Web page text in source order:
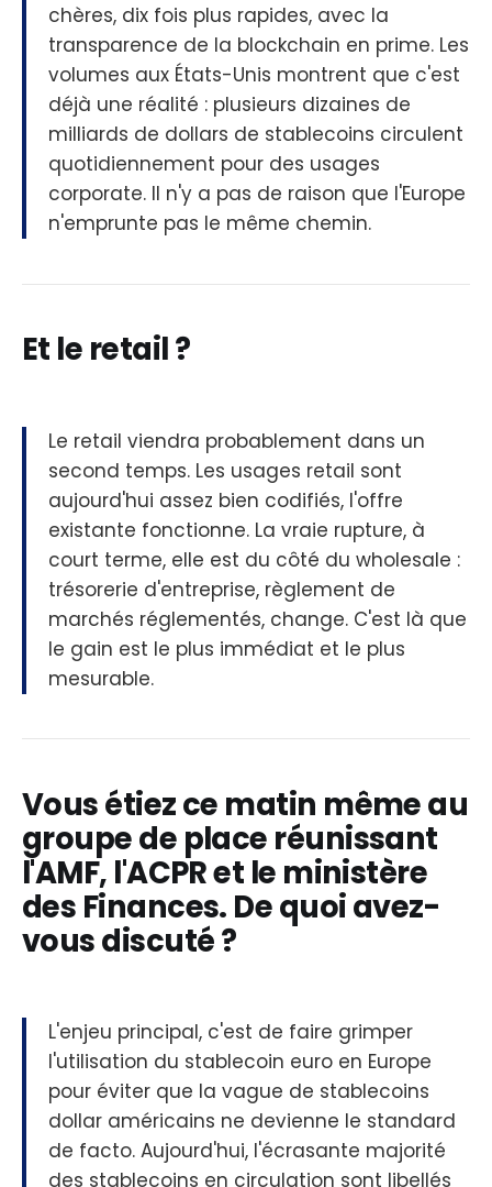
chères, dix fois plus rapides, avec la
transparence de la blockchain en prime. Les
volumes aux États-Unis montrent que c'est
déjà une réalité : plusieurs dizaines de
milliards de dollars de stablecoins circulent
quotidiennement pour des usages
corporate. Il n'y a pas de raison que l'Europe
n'emprunte pas le même chemin.
Et le retail ?
Le retail viendra probablement dans un
second temps. Les usages retail sont
aujourd'hui assez bien codifiés, l'offre
existante fonctionne. La vraie rupture, à
court terme, elle est du côté du wholesale :
trésorerie d'entreprise, règlement de
marchés réglementés, change. C'est là que
le gain est le plus immédiat et le plus
mesurable.
Vous étiez ce matin même au
groupe de place réunissant
l'AMF, l'ACPR et le ministère
des Finances. De quoi avez-
vous discuté ?
L'enjeu principal, c'est de faire grimper
l'utilisation du stablecoin euro en Europe
pour éviter que la vague de stablecoins
dollar américains ne devienne le standard
de facto. Aujourd'hui, l'écrasante majorité
des stablecoins en circulation sont libellés